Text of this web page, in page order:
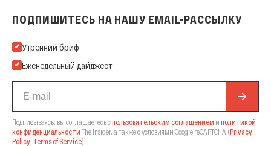
ПОДПИШИТЕСЬ НА НАШУ EMAIL-РАССЫЛКУ
Подпишитесь на нашу Email-рассылку
Утренний бриф
Еженедельный дайджест
Подписываясь, вы соглашаетесь спользовательским соглашением и политикой
конфиденциальности The Insider, а также с условиями Google reCAPTCHA (Privacy
Policy Terms of Service).